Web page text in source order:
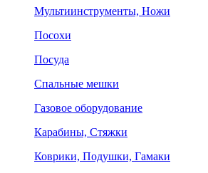
Мультиинструменты, Ножи
Посохи
Посуда
Спальные мешки
Газовое оборудование
Карабины, Стяжки
Коврики, Подушки, Гамаки